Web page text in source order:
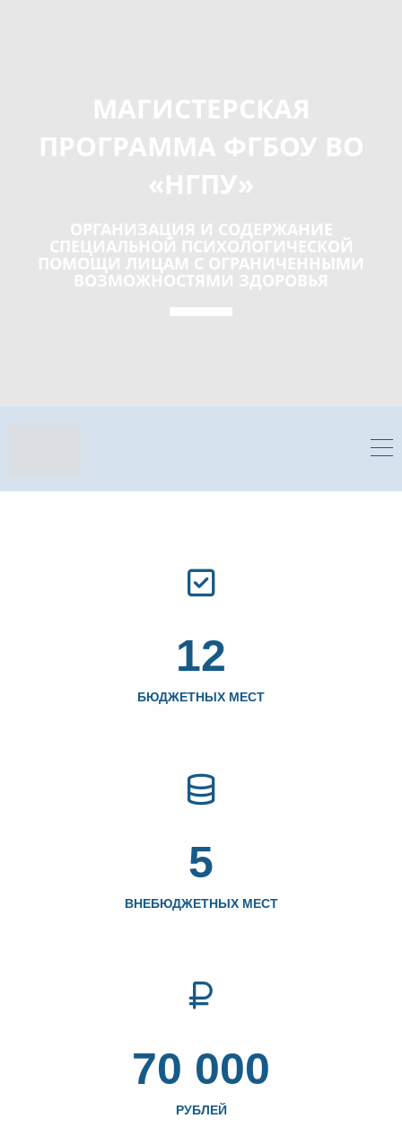
МАГИСТЕРСКАЯ
ПРОГРАММА ФГБОУ ВО
«НГПУ»
ОРГАНИЗАЦИЯ И СОДЕРЖАНИЕ
СПЕЦИАЛЬНОЙ ПСИХОЛОГИЧЕСКОЙ
ПОМОЩИ ЛИЦАМ С ОГРАНИЧЕННЫМИ
ВОЗМОЖНОСТЯМИ ЗДОРОВЬЯ
12
БЮДЖЕТНЫХ МЕСТ
5
ВНЕБЮДЖЕТНЫХ МЕСТ
70 000
РУБЛЕЙ